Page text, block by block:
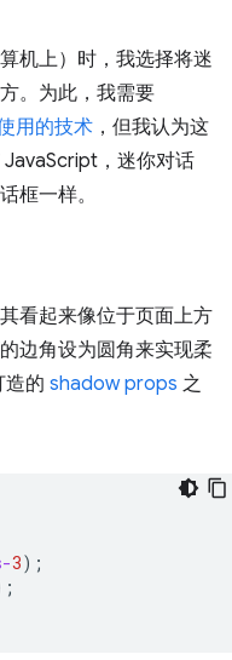
机上）时，我选择将迷
。为此，我需要
用的技术 ，但我认为这
，迷你对话
框一样。
看起来像位于页面上方
边角设为圆角来实现柔
造的 shadow props 之
3);